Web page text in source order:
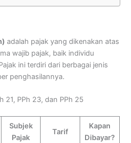
adalah pajak yang dikenakan atas
wajib pajak, baik individu
ini terdiri dari berbagai jenis
penghasilannya.
21, PPh 23, dan PPh 25
Subjek
Pajak
Tarif
Kapan
Dibayar?